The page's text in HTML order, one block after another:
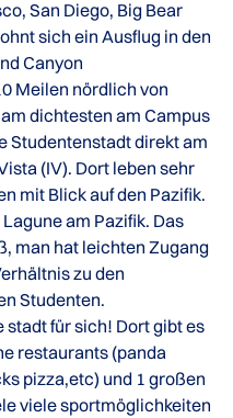
San Diego, Big Bear
sich ein Ausflug in den
Canyon
Meilen nördlich von
dichtesten am Campus
Studentenstadt direkt am
(IV). Dort leben sehr
mit Blick auf den Pazifik.
am Pazifik. Das
man hat leichten Zugang
zu den
Studenten.
für sich! Dort gibt es
restaurants (panda
pizza,etc) und 1 großen
viele sportmöglichkeiten